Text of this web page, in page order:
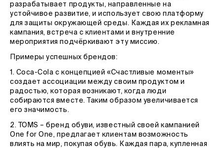
разрабатывает продукты, направленные на
устойчивое развитие, и использует свою платформу
для защиты окружающей среды. Каждая их рекламная
кампания, встреча с клиентами и внутренние
мероприятия подчёркивают эту миссию.
Примеры успешных брендов:
1. Coca-Cola с концепцией «Счастливые моменты»
создает ассоциации между своим продуктом и
радостью, которая возникают, когда люди
собираются вместе. Таким образом увеличивается
его значимость.
2. TOMS – бренд обуви, известный своей кампанией
One for One, предлагает клиентам возможность
влиять на мир, покупая обувь. Каждая пара, купленная